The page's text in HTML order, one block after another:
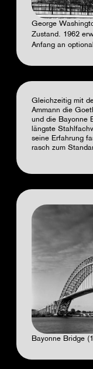
George
Zustand. 1962
Anfang an
Gleichzeitig mit
Ammann die
und die Bayonne
längste
seine Erfahrung
rasch zum
Bayonne Bridge